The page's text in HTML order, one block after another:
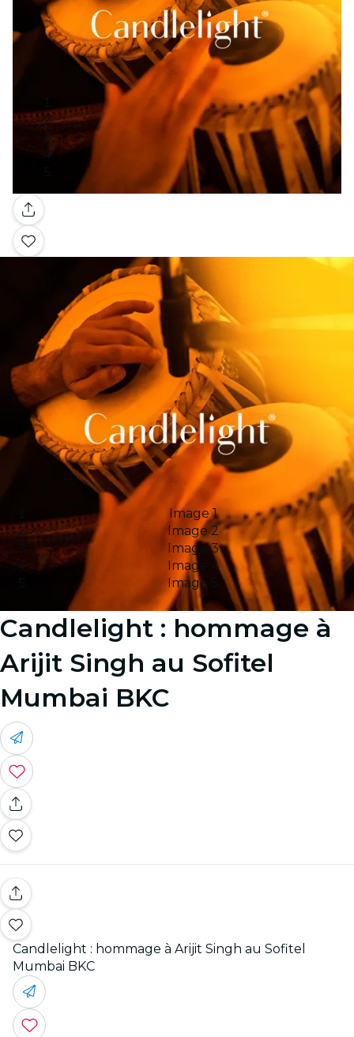
Galerie
Image 1
Image 2
Image 3
Image 4
Image 5
Candlelight : hommage à
Arijit Singh au Sofitel
Mumbai BKC
Candlelight : hommage à Arijit Singh au Sofitel
Mumbai BKC